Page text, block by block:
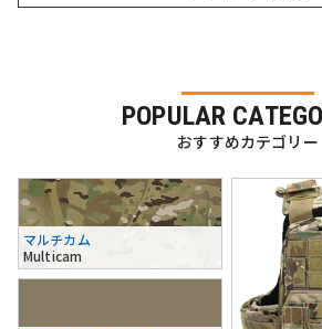
POPULAR
おすすめカテゴリー
マルチカム
Multicam